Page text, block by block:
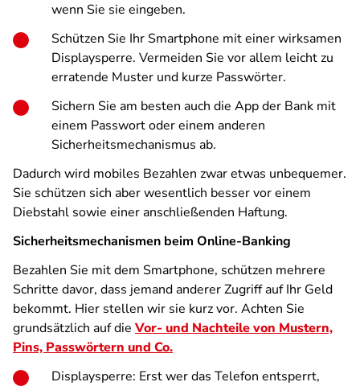
wenn Sie sie eingeben.
Schützen Sie Ihr Smartphone mit einer wirksamen
Displaysperre. Vermeiden Sie vor allem leicht zu
erratende Muster und kurze Passwörter.
Sichern Sie am besten auch die App der Bank mit
einem Passwort oder einem anderen
Sicherheitsmechanismus ab.
Dadurch wird mobiles Bezahlen zwar etwas unbequemer.
Sie schützen sich aber wesentlich besser vor einem
Diebstahl sowie einer anschließenden Haftung.
Sicherheitsmechanismen beim Online-Banking
Bezahlen Sie mit dem Smartphone, schützen mehrere
Schritte davor, dass jemand anderer Zugriff auf Ihr Geld
bekommt. Hier stellen wir sie kurz vor. Achten Sie
grundsätzlich auf die Vor- und Nachteile von Mustern,
Pins, Passwörtern und Co.
Displaysperre: Erst wer das Telefon entsperrt,